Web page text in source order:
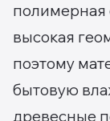
полимерная
высокая
поэтому
бытовую
древесные